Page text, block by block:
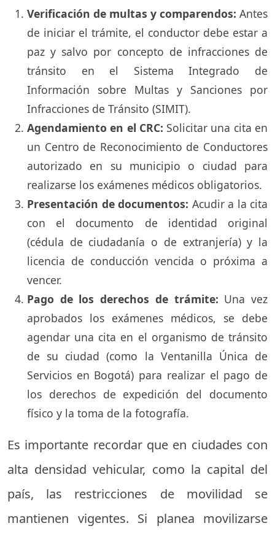
Verificación de multas y comparendos: Antes
de iniciar el trámite, el conductor debe estar a
paz y salvo por concepto de infracciones de
tránsito en el Sistema Integrado de
Información sobre Multas y Sanciones por
Infracciones de Tránsito (SIMIT).
Agendamiento en el CRC: Solicitar una cita en
un Centro de Reconocimiento de Conductores
autorizado en su municipio o ciudad para
realizarse los exámenes médicos obligatorios.
Presentación de documentos: Acudir a la cita
con el documento de identidad original
(cédula de ciudadanía o de extranjería) y la
licencia de conducción vencida o próxima a
vencer.
Pago de los derechos de trámite: Una vez
aprobados los exámenes médicos, se debe
agendar una cita en el organismo de tránsito
de su ciudad (como la Ventanilla Única de
Servicios en Bogotá) para realizar el pago de
los derechos de expedición del documento
físico y la toma de la fotografía.
Es importante recordar que en ciudades con
alta densidad vehicular, como la capital del
país, las restricciones de movilidad se
mantienen vigentes. Si planea movilizarse